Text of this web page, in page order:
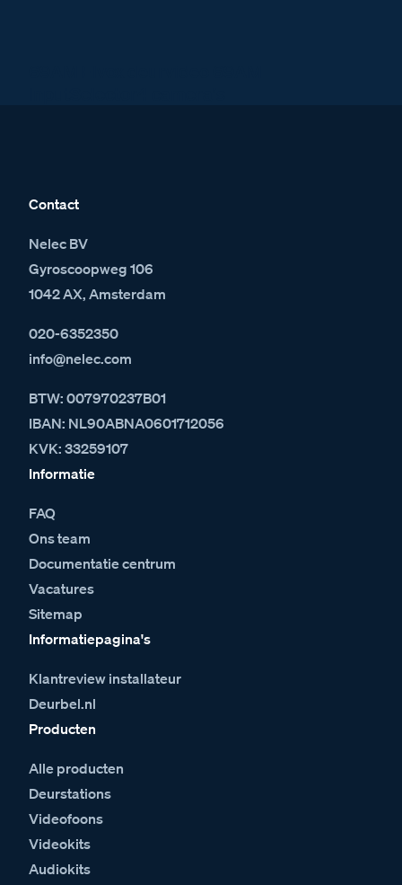
Contact
Nelec BV
Gyroscoopweg 106
1042 AX, Amsterdam
020-6352350
info@nelec.com
BTW: 007970237B01
IBAN: NL90ABNA0601712056
KVK: 33259107
Informatie
FAQ
Ons team
Documentatie centrum
Vacatures
Sitemap
Informatiepagina's
Klantreview installateur
Deurbel.nl
Producten
Alle producten
Deurstations
Videofoons
Videokits
Audiokits